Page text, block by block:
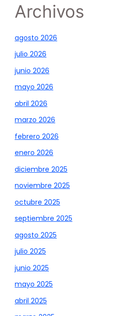
Archivos
agosto 2026
julio 2026
junio 2026
mayo 2026
abril 2026
marzo 2026
febrero 2026
enero 2026
diciembre 2025
noviembre 2025
octubre 2025
septiembre 2025
agosto 2025
julio 2025
junio 2025
mayo 2025
abril 2025